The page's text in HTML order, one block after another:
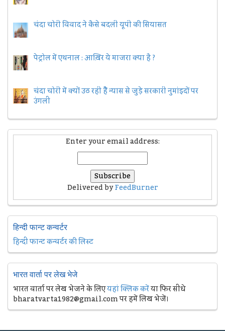
चंदा चोरी विवाद ने कैसे बदली यूपी की सियासत
पेट्रोल में एथनाल : आख़िर ये माजरा क्या है ?
चंदा चोरी में क्यों उठ रही हैैं न्यास से जुड़े सरकारी नुमांइदों पर
उंगली
Enter your email address:
Delivered byFeedBurner
हिन्दी फान्ट कन्वर्टर
हिन्दी फान्ट कन्वर्टर की लिस्ट
भारत वार्ता पर लेख भेजे
भारत वार्ता पर लेख भेजने के लिएयहां क्लिक करेंया फिर सीधे
bharatvarta1982@gmail.com पर हमें लिख भेजें।